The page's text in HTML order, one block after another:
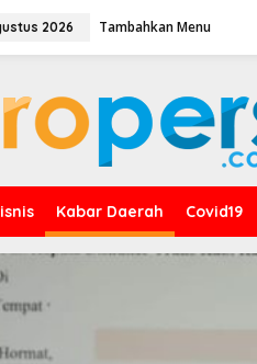
2026 Tambahkan Menu
Kabar Daerah Covid19